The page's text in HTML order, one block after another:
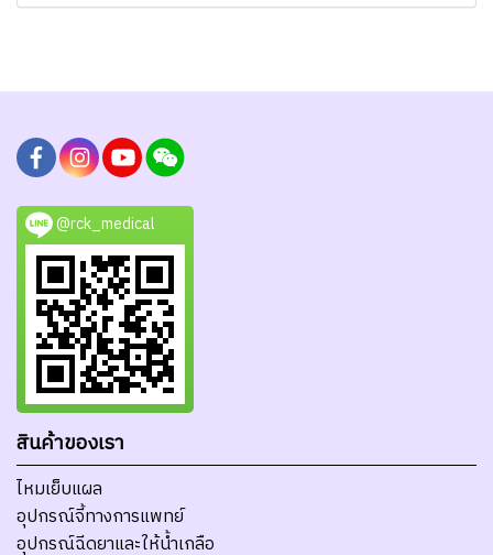
@rck_medical
สินค้าของเรา
ไหมเย็บแผล
อุปกรณ์จี้ทางการแพทย์
อุปกรณ์ฉีดยาและให้น้ำเกลือ